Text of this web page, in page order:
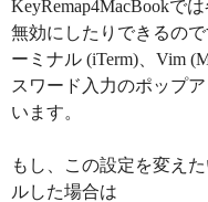
KeyRemap4MacBookで
無効にしたりできるの
ーミナル (iTerm)、Vim
スワード入力のポップ
います。
もし、この設定を変え
ルした場合は